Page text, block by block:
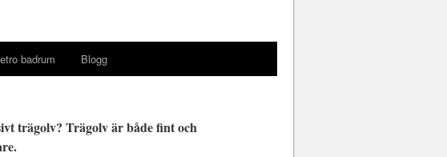
badrum Blogg
trägolv? Trägolv är både fint och